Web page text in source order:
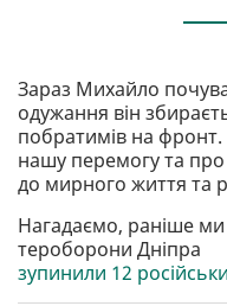
Зараз Михайло
одужання він
побратимів на фронт.
нашу перемогу та
до мирного життя та
Нагадаємо, раніше ми
тероборони Дніпра
зупинили 12